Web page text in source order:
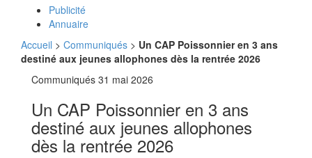
Publicité
Annuaire
Accueil > Communiqués > Un CAP Poissonnier en 3 ans
destiné aux jeunes allophones dès la rentrée 2026
Communiqués 31 mai 2026
Un CAP Poissonnier en 3 ans
destiné aux jeunes allophones
dès la rentrée 2026